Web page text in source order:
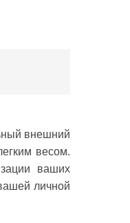
внешний
весом.
ваших
личной